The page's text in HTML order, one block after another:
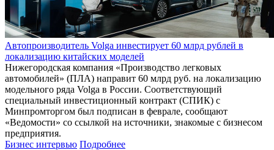
Автопроизводитель Volga инвестирует 60 млрд рублей в
локализацию китайских моделей
Нижегородская компания «Производство легковых
автомобилей» (ПЛА) направит 60 млрд руб. на локализацию
модельного ряда Volga в России. Соответствующий
специальный инвестиционный контракт (СПИК) с
Минпромторгом был подписан в феврале, сообщают
«Ведомости» со ссылкой на источники, знакомые с бизнесом
предприятия.
Бизнес интервью Подробнее